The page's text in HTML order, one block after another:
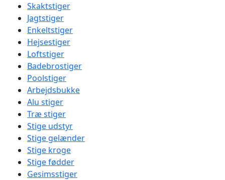
Skaktstiger
Jagtstiger
Enkeltstiger
Hejsestiger
Loftstiger
Badebrostiger
Poolstiger
Arbejdsbukke
Alu stiger
Træ stiger
Stige udstyr
Stige gelænder
Stige kroge
Stige fødder
Gesimsstiger